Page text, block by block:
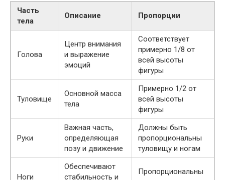
Часть
тела
Описание Пропорции
Голова
Центр внимания
и выражение
эмоций
Соответствует
примерно 1/8 от
всей высоты
фигуры
Туловище
Основной масса
тела
Примерно 1/2 от
всей высоты
фигуры
Руки
Важная часть,
определяющая
позу и движение
Должны быть
пропорциональны
туловищу и ногам
Ноги
Обеспечивают
стабильность и
Пропорциональны